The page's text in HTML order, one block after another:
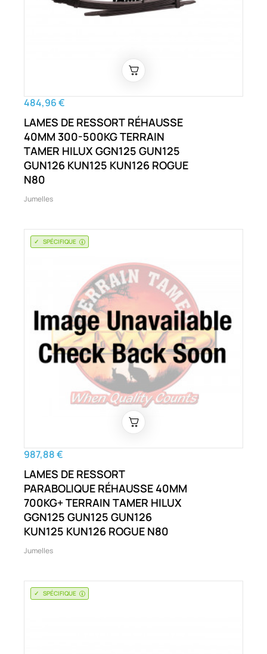
484,96 €
LAMES DE RESSORT RÉHAUSSE
40MM 300-500KG TERRAIN
TAMER HILUX GGN125 GUN125
GUN126 KUN125 KUN126 ROGUE
N80
Jumelles
SPÉCIFIQUE
987,88 €
LAMES DE RESSORT
PARABOLIQUE RÉHAUSSE 40MM
700KG+ TERRAIN TAMER HILUX
GGN125 GUN125 GUN126
KUN125 KUN126 ROGUE N80
Jumelles
SPÉCIFIQUE